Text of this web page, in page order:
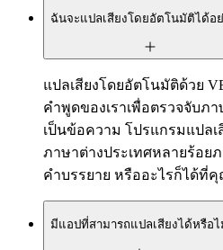
ฉันจะแปลเสียงโดยอัตโนมัติได้อ
แปลเสียงโดยอัตโนมัติด้วย
คำพูดของเราเพื่อตรวจจับภ
เป็นข้อความ โปรแกรมแปลเ
ภาษาต่างประเทศหลายร้อย
คำบรรยาย หรืออะไรก็ได้ที่
มีแอปที่สามารถแปลเสียงได้หรือไ